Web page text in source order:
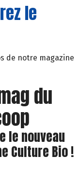
le
de notre magazine
du
le nouveau
Culture Bio !